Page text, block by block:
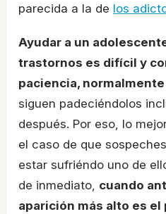
parecida a la de los
Ayudar a un
trastornos es difícil y
paciencia,
siguen padeciéndolos
después. Por eso, lo
el caso de que
estar sufriéndo uno de
de inmediato, cuando
aparición más alto es